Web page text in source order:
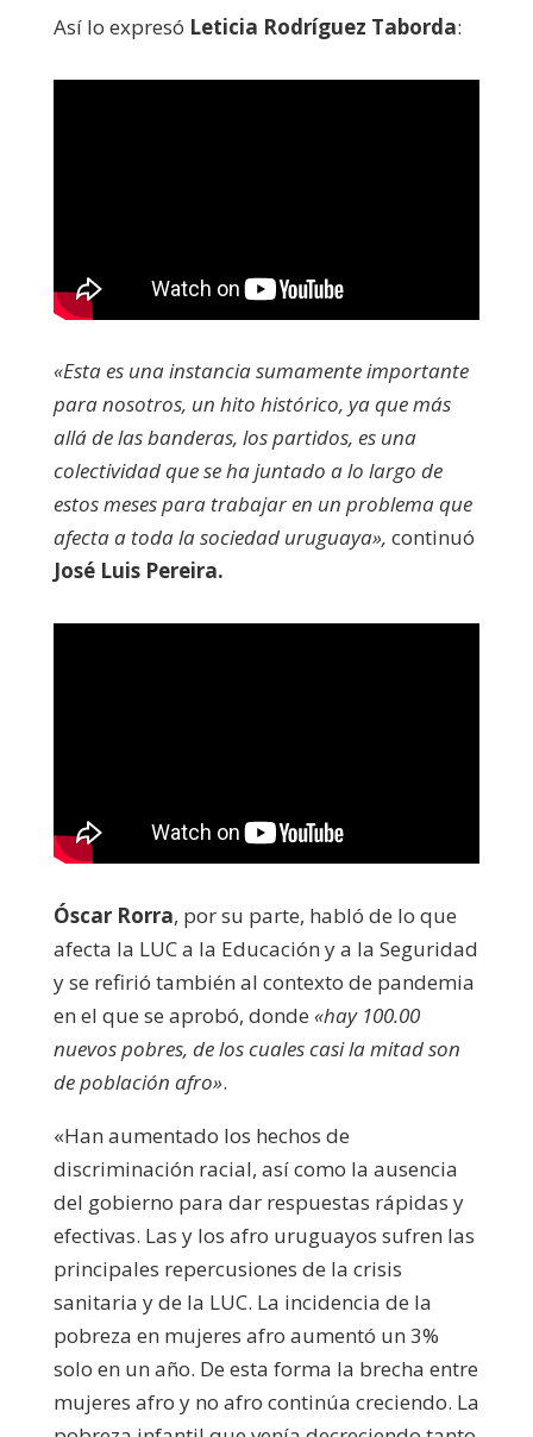
Así lo expresó Leticia Rodríguez Taborda:
«Esta es una instancia sumamente importante
para nosotros, un hito histórico, ya que más
allá de las banderas, los partidos, es una
colectividad que se ha juntado a lo largo de
estos meses para trabajar en un problema que
afecta a toda la sociedad uruguaya», continuó
José Luis Pereira.
Óscar Rorra, por su parte, habló de lo que
afecta la LUC a la Educación y a la Seguridad
y se refirió también al contexto de pandemia
en el que se aprobó, donde «hay 100.00
nuevos pobres, de los cuales casi la mitad son
de población afro».
«Han aumentado los hechos de
discriminación racial, así como la ausencia
del gobierno para dar respuestas rápidas y
efectivas. Las y los afro uruguayos sufren las
principales repercusiones de la crisis
sanitaria y de la LUC. La incidencia de la
pobreza en mujeres afro aumentó un 3%
solo en un año. De esta forma la brecha entre
mujeres afro y no afro continúa creciendo. La